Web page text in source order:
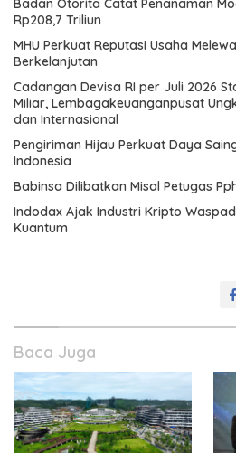
Badan Otorita Catat Penanaman
Rp208,7 Triliun
MHU Perkuat Reputasi Usaha
Berkelanjutan
Cadangan Devisa RI per Juli 2026
Miliar, Lembagakeuanganpusat
dan Internasional
Pengiriman Hijau Perkuat Daya
Indonesia
Babinsa Dilibatkan Misal Petugas
Indodax Ajak Industri Kripto
Kuantum
Baca Juga